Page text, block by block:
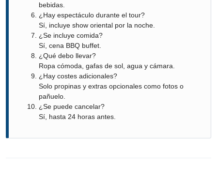
bebidas.
¿Hay espectáculo durante el tour?
Sí, incluye show oriental por la noche.
¿Se incluye comida?
Sí, cena BBQ buffet.
¿Qué debo llevar?
Ropa cómoda, gafas de sol, agua y cámara.
¿Hay costes adicionales?
Solo propinas y extras opcionales como fotos o
pañuelo.
¿Se puede cancelar?
Sí, hasta 24 horas antes.